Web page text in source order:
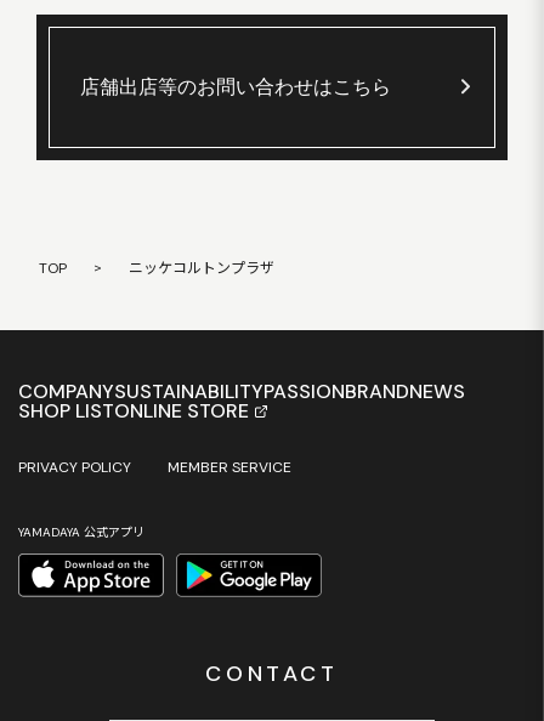
店舗出店等のお問い合わせはこちら
TOP > ニッケコルトンプラザ
COMPANYSUSTAINABILITYPASSIONBRANDNEWS
SHOP LISTONLINE STORE
PRIVACY POLICY MEMBER SERVICE
YAMADAYA 公式アプリ
CONTACT